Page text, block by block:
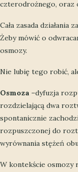
czterodrożnego, oraz
Cała zasada działania
Żeby mówić o
osmozy.
Nie lubię tego robić,
Osmoza –dyfuzja
rozdzielającą dwa
spontanicznie
rozpuszczonej do
wyrównania stężeń
W kontekście